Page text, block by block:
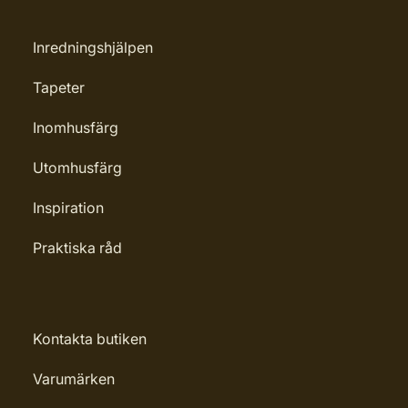
Inredningshjälpen
Tapeter
Inomhusfärg
Utomhusfärg
Inspiration
Praktiska råd
Kontakta butiken
Varumärken